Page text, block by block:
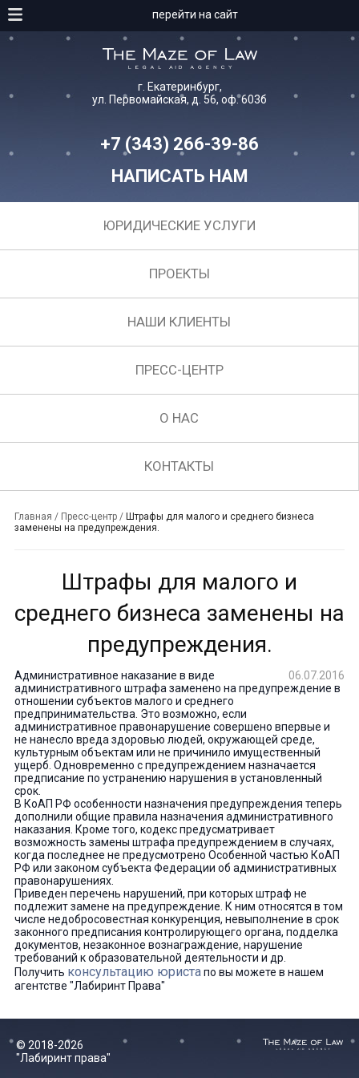
перейти на сайт
г. Екатеринбург,
ул. Первомайская, д. 56, оф. 603б
+7 (343) 266-39-86
НАПИСАТЬ НАМ
ЮРИДИЧЕСКИЕ УСЛУГИ
ПРОЕКТЫ
НАШИ КЛИЕНТЫ
ПРЕСС-ЦЕНТР
О НАС
КОНТАКТЫ
Главная / Пресс-центр/ Штрафы для малого и среднего бизнеса
заменены на предупреждения.
Штрафы для малого и
среднего бизнеса заменены на
предупреждения.
06.07.2016
Административное наказание в виде
административного штрафа заменено на предупреждение в
отношении субъектов малого и среднего
предпринимательства. Это возможно, если
административное правонарушение совершено впервые и
не нанесло вреда здоровью людей, окружающей среде,
культурным объектам или не причинило имущественный
ущерб. Одновременно с предупреждением назначается
предписание по устранению нарушения в установленный
срок.
В КоАП РФ особенности назначения предупреждения теперь
дополнили общие правила назначения административного
наказания. Кроме того, кодекс предусматривает
возможность замены штрафа предупреждением в случаях,
когда последнее не предусмотрено Особенной частью КоАП
РФ или законом субъекта Федерации об административных
правонарушениях.
Приведен перечень нарушений, при которых штраф не
подлежит замене на предупреждение. К ним относятся в том
числе недобросовестная конкуренция, невыполнение в срок
законного предписания контролирующего органа, подделка
документов, незаконное вознаграждение, нарушение
требований к образовательной деятельности и др.
Получить консультацию юристапо вы можете в нашем
агентстве "Лабиринт Права"
© 2018-2026
"Лабиринт права"